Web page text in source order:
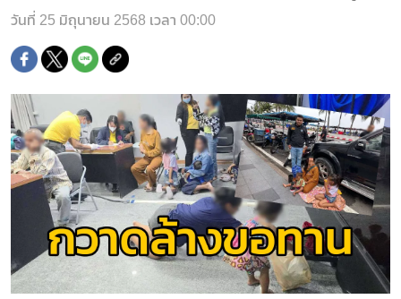
วันที่ 25 มิถุนายน 2568 เวลา 00:00